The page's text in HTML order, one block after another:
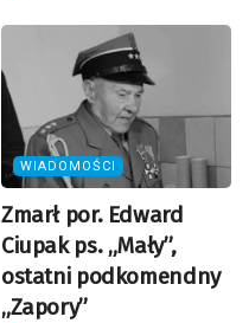
WIADOMOŚCI
Zmarł por. Edward
Ciupak ps. „Mały”,
ostatni podkomendny
„Zapory”